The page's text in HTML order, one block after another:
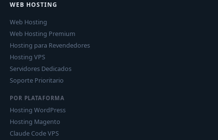
WEB HOSTING
Web Hosting
Web Hosting Premium
Hosting para Revendedores
Hosting VPS
Servidores Dedicados
Soporte Prioritario
POR PLATAFORMA
Hosting WordPress
Hosting Magento
Claude Code VPS